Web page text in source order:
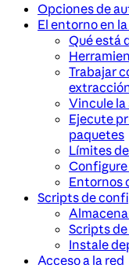
Opciones de
El entorno en
Qué está
Trabajar
Vincule la
Ejecute
paquetes
Límites
Entornos
Scripts de
Scripts
Instale
Acceso a la red